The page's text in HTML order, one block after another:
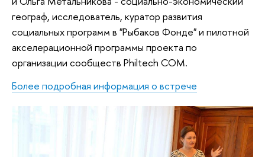
географ, исследователь, куратор развития
социальных программ в "Рыбаков Фонде" и пилотной
акселерационной программы проекта по
организации сообществ Philtech COM.
Более подробная информация о встрече